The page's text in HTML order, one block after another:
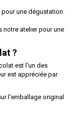
une dégustation
notre atelier pour une
?
est l'un des
est appréciée par
l'emballage original